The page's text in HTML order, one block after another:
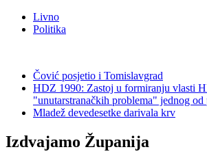
Livno
Politika
Čović posjetio i Tomislavgrad
HDZ 1990: Zastoj u formiranju vlasti
"unutarstranačkih problema" jednog od
Mladež devedesetke darivala krv
Izdvajamo Županija